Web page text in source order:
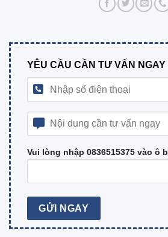
YÊU CẦU CẦN TƯ VẤN NGAY
Vui lòng nhập 0836515375 vào ô